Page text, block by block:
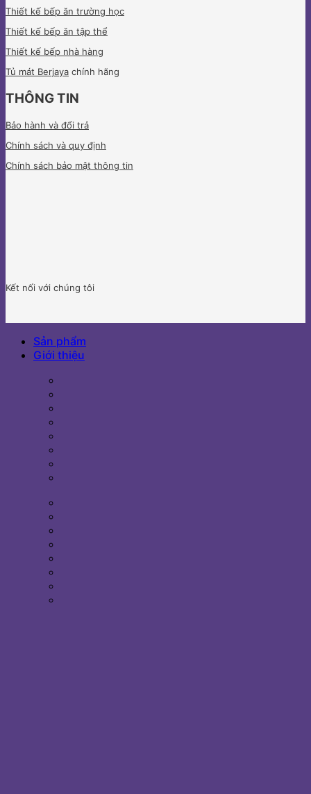
Thiết kế bếp ăn trường học
Thiết kế bếp ăn tập thể
Thiết kế bếp nhà hàng
Tủ mát Berjaya chính hãng
THÔNG TIN
Bảo hành và đổi trả
Chính sách và quy định
Chính sách bảo mật thông tin
Kết nối với chúng tôi
Sản phẩm
Giới thiệu